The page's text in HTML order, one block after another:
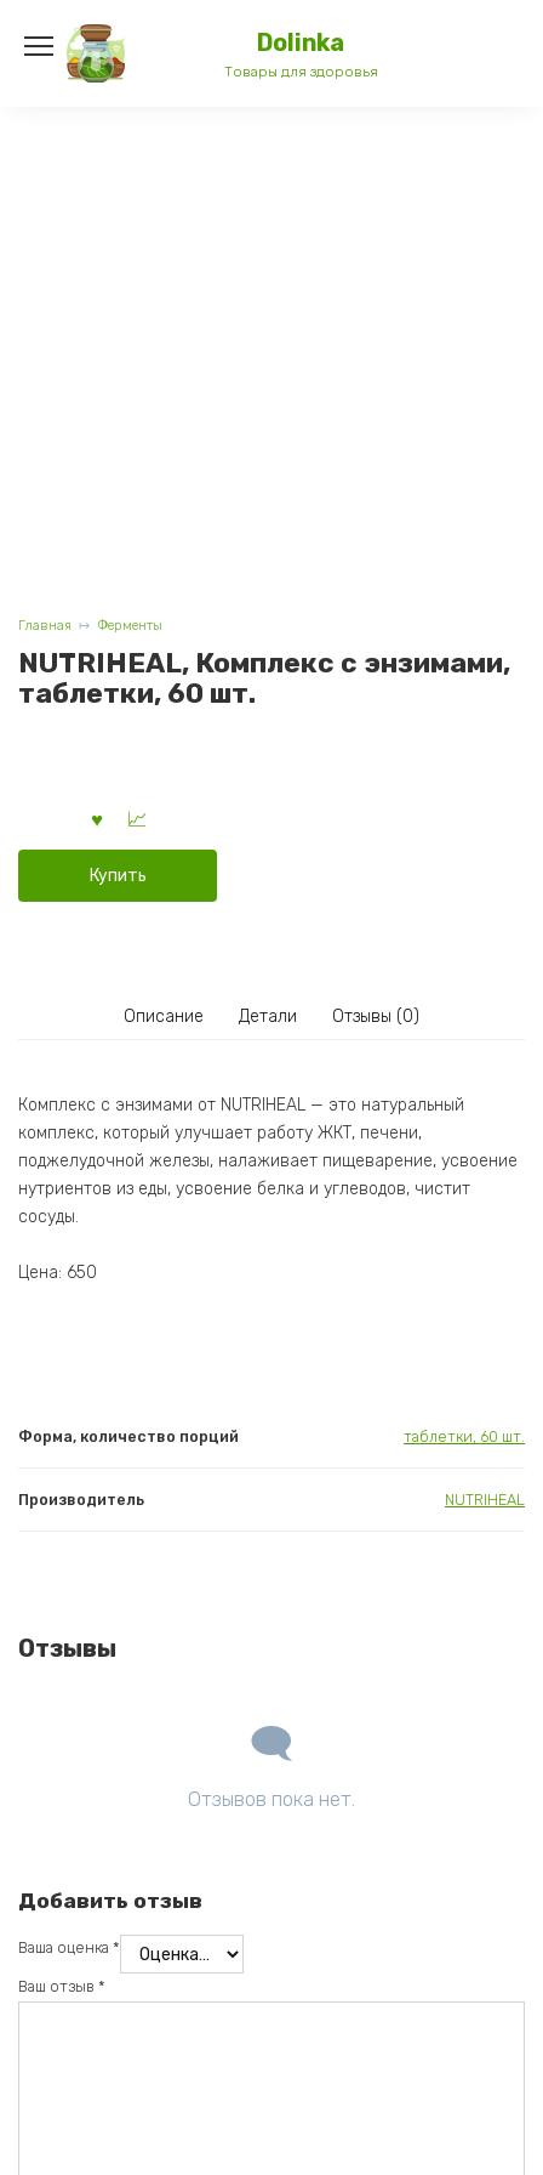
содержанию
Dolinka
Товары для здоровья
Главная Ферменты
NUTRIHEAL, Комплекс с энзимами,
таблетки, 60 шт.
Купить
Описание Детали Отзывы (0)
Комплекс с энзимами от NUTRIHEAL — это натуральный
комплекс, который улучшает работу ЖКТ, печени,
поджелудочной железы, налаживает пищеварение, усвоение
нутриентов из еды, усвоение белка и углеводов, чистит
сосуды.
Цена: 650
Форма, количество порций таблетки, 60 шт.
Производитель NUTRIHEAL
Отзывы
Отзывов пока нет.
Добавить отзыв
Ваша оценка *
Ваш отзыв *